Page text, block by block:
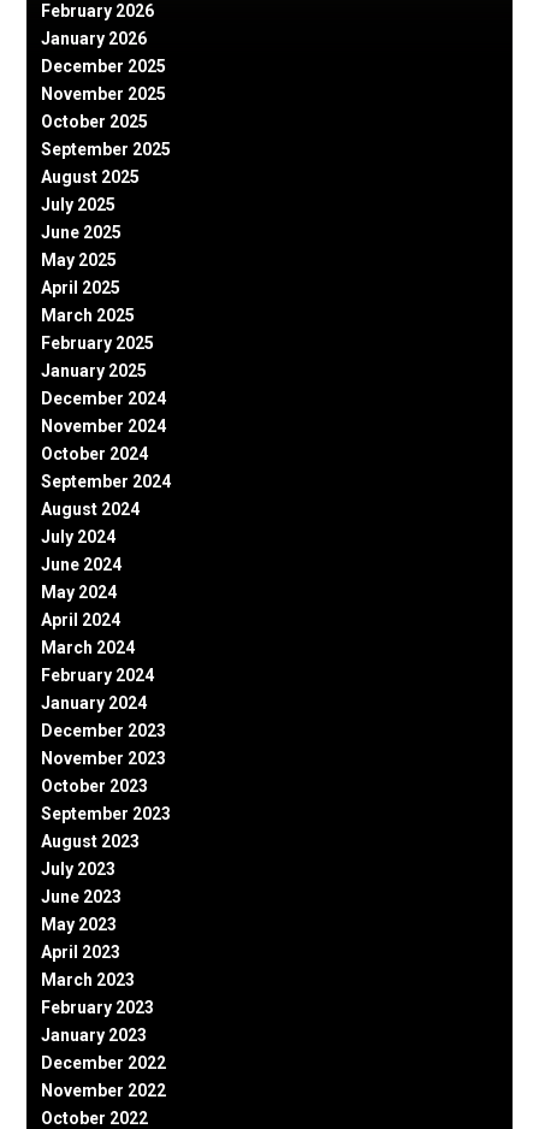
February 2026
January 2026
December 2025
November 2025
October 2025
September 2025
August 2025
July 2025
June 2025
May 2025
April 2025
March 2025
February 2025
January 2025
December 2024
November 2024
October 2024
September 2024
August 2024
July 2024
June 2024
May 2024
April 2024
March 2024
February 2024
January 2024
December 2023
November 2023
October 2023
September 2023
August 2023
July 2023
June 2023
May 2023
April 2023
March 2023
February 2023
January 2023
December 2022
November 2022
October 2022